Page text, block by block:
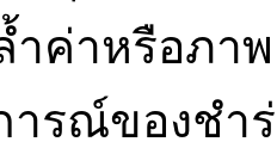
ำค่าหรือภา
ารณ์ของช